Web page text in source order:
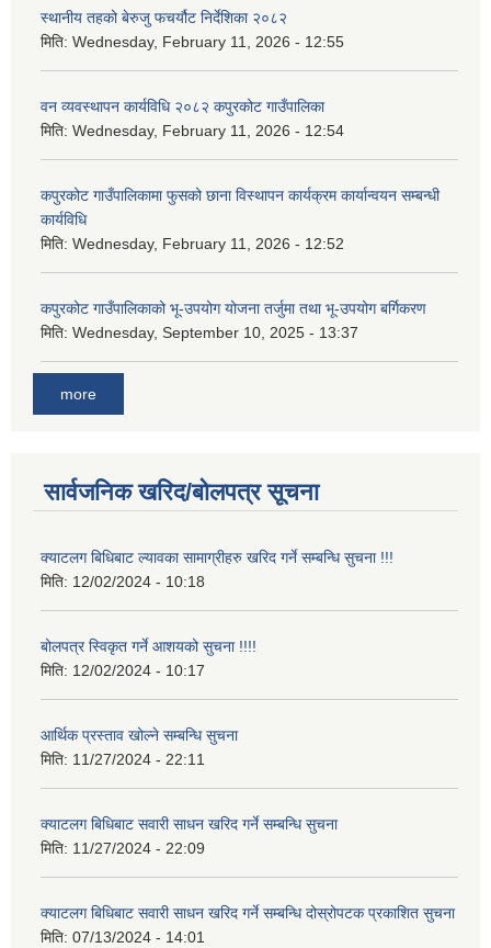
स्थानीय तहको बेरुजु फचर्यौट निर्देशिका २०८२
मिति: Wednesday, February 11, 2026 - 12:55
वन व्यवस्थापन कार्यविधि २०८२ कपुरकोट गाउँपालिका
मिति: Wednesday, February 11, 2026 - 12:54
कपुरकोट गाउँपालिकामा फुसको छाना विस्थापन कार्यक्रम कार्यान्वयन सम्बन्धी
कार्यविधि
मिति: Wednesday, February 11, 2026 - 12:52
कपुरकोट गाउँपालिकाको भू-उपयोग योजना तर्जुमा तथा भू-उपयोग बर्गिकरण
मिति: Wednesday, September 10, 2025 - 13:37
more
सार्वजनिक खरिद/बोलपत्र सूचना
क्याटलग बिधिबाट ल्यावका सामाग्रीहरु खरिद गर्ने सम्बन्धि सुचना !!!
मिति: 12/02/2024 - 10:18
बोलपत्र स्विकृत गर्ने आशयको सुचना !!!!
मिति: 12/02/2024 - 10:17
आर्थिक प्रस्ताव खोल्ने सम्बन्धि सुचना
मिति: 11/27/2024 - 22:11
क्याटलग बिधिबाट सवारी साधन खरिद गर्ने सम्बन्धि सुचना
मिति: 11/27/2024 - 22:09
क्याटलग बिधिबाट सवारी साधन खरिद गर्ने सम्बन्धि दोस्रोपटक प्रकाशित सुचना
मिति: 07/13/2024 - 14:01